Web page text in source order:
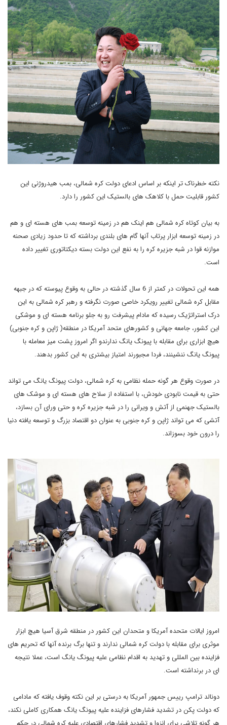
نکته خطرناک تر اینکه بر اساس ادعای دولت کره شمالی، بمب هیدروژنی این
کشور قابلیت حمل با کلاهک های بالستیک این کشور را دارد.
به بیان کوتاه کره شمالی هم اینک هم در زمینه توسعه بمب های هسته ای و هم
در زمینه توسعه ابزار پرتاب آنها گام های بلندی برداشته که تا حدود زیادی صحنه
موازنه قوا در شبه جزیره کره را به نفع این دولت بسته دیکتاتوری تغییر داده
است.
همه این تحولات در کمتر از 6 سال گذشته در حالی به وقوع پیوسته که در جبهه
مقابل کره شمالی تغییر رویکرد خاصی صورت نگرفته و رهبر کره شمالی به این
درک استراتژیک رسیده که مادام پیشرفت رو به جلو برنامه هسته ای و موشکی
این کشور، جامعه جهانی و کشورهای متحد آمریکا در منطقه( ژاپن و کره جنوبی)
هیچ ابزاری برای مقابله با پیونگ یانگ ندارندو اگر امروز پشت میز معامله با
پیونگ یانگ ننشینند، فردا مجبورند امتیاز بیشتری به این کشور بدهند.
در صورت وقوع هر گونه حمله نظامی به کره شمالی، دولت پیونگ یانگ می تواند
حتی به قیمت نابودی خودش، با استفاده از سلاح های هسته ای و موشک های
بالستیک جهنمی از آتش و ویرانی را در شبه جزیره کره و حتی ورای آن بسازد،
آتشی که می تواند ژاپن و کره جنوبی به عنوان دو اقتصاد بزرگ و توسعه یافته دنیا
را درون خود بسوزاند.
امروز ایالات متحده آمریکا و متحدان این کشور در منطقه شرق آسیا هیچ ابزار
موثری برای مقابله با دولت کره شمالی ندارند و تنها برگ برنده آنها که تحریم های
فزاینده بین المللی و تهدید به اقدام نظامی علیه پیونگ یانگ است، عملا نتیجه
ای در برنداشته است.
دونالد ترامپ رییس جمهور آمریکا به درستی بر این نکته وقوف یافته که مادامی
که دولت پکن در تشدید فشارهای فزاینده علیه پیونگ یانگ همکاری کاملی نکند،